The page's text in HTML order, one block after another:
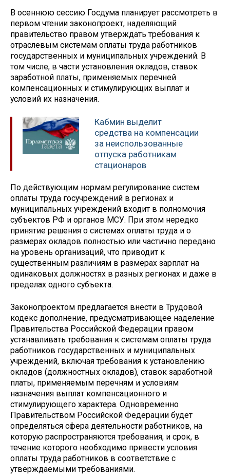
В осеннюю сессию Госдума планирует рассмотреть в
первом чтении законопроект, наделяющий
правительство правом утверждать требования к
отраслевым системам оплаты труда работников
государственных и муниципальных учреждений. В
том числе, в части установления окладов, ставок
заработной платы, применяемых перечней
компенсационных и стимулирующих выплат и
условий их назначения.
Кабмин выделит
средства на компенсации
за неиспользованные
отпуска работникам
стационаров
По действующим нормам регулирование систем
оплаты труда госучреждений в регионах и
муниципальных учреждений входит в полномочия
субъектов РФ и органов МСУ. При этом нередко
принятие решения о системах оплаты труда и о
размерах окладов полностью или частично передано
на уровень организаций, что приводит к
существенным различиям в размерах зарплат на
одинаковых должностях в разных регионах и даже в
пределах одного субъекта.
Законопроектом предлагается внести в Трудовой
кодекс дополнение, предусматривающее наделение
Правительства Российской Федерации правом
устанавливать требования к системам оплаты труда
работников государственных и муниципальных
учреждений, включая требования к установлению
окладов (должностных окладов), ставок заработной
платы, применяемым перечням и условиям
назначения выплат компенсационного и
стимулирующего характера. Одновременно
Правительством Российской Федерации будет
определяться сфера деятельности работников, на
которую распространяются требования, и срок, в
течение которого необходимо привести условия
оплаты труда работников в соответствие с
утверждаемыми требованиями.